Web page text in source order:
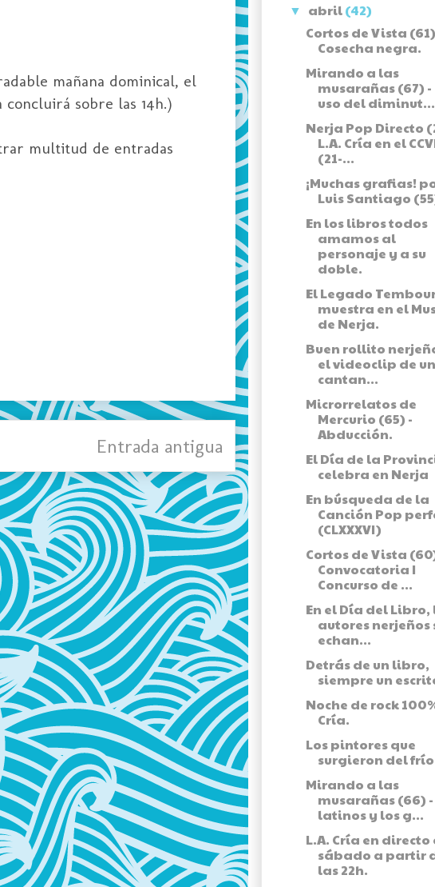
mañana dominical, el
sobre las 14h.)
multitud de entradas
Entrada antigua
▼ abril(42)
Cortos de Vista
Cosecha negra.
Mirando a las
musarañas (67) -
uso del diminut...
Nerja Pop Directo
L.A. Cría en el
(21-...
¡Muchas grafias!
Luis Santiago
En los libros todos
amamos al
personaje y a su
doble.
El Legado
muestra en el
de Nerja.
Buen rollito
el videoclip de
cantan...
Microrrelatos de
Mercurio (65) -
Abducción.
El Día de la
celebra en Nerja
En búsqueda de la
Canción Pop
(CLXXXVI)
Cortos de Vista
Convocatoria I
Concurso de ...
En el Día del Libro,
autores nerjeños
echan...
Detrás de un libro,
siempre un
Noche de rock
Cría.
Los pintores que
surgieron del
Mirando a las
musarañas (66) -
latinos y los g...
L.A. Cría en directo
sábado a partir
las 22h.